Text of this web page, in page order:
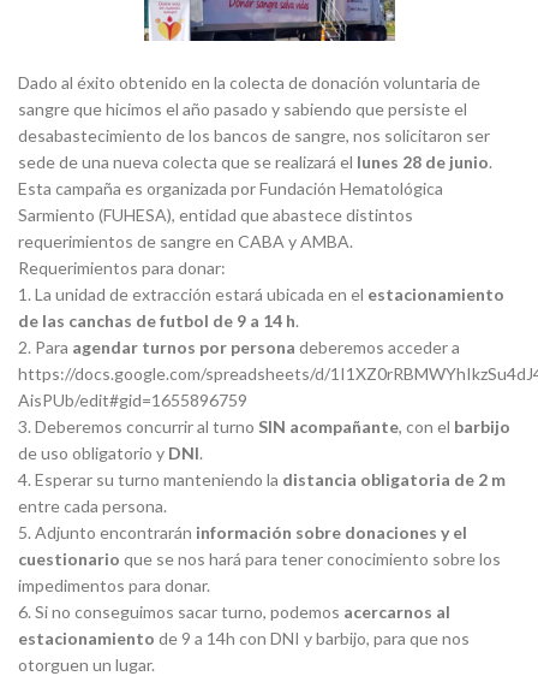
Dado al éxito obtenido en la colecta de donación voluntaria de
sangre que hicimos el año pasado y sabiendo que persiste el
desabastecimiento de los bancos de sangre, nos solicitaron ser
sede de una nueva colecta que se realizará el lunes 28 de junio.
Esta campaña es organizada por Fundación Hematológica
Sarmiento (FUHESA), entidad que abastece distintos
requerimientos de sangre en CABA y AMBA.
Requerimientos para donar:
1. La unidad de extracción estará ubicada en el estacionamiento
de las canchas de futbol de 9 a 14 h.
2. Para agendar turnos por persona deberemos acceder a
https://docs.google.com/spreadsheets/d/
AisPUb/edit#gid=1655896759
3. Deberemos concurrir al turno SIN acompañante, con el barbijo
de uso obligatorio y DNI.
4. Esperar su turno manteniendo la distancia obligatoria de 2 m
entre cada persona.
5. Adjunto encontrarán información sobre donaciones y el
cuestionario que se nos hará para tener conocimiento sobre los
impedimentos para donar.
6. Si no conseguimos sacar turno, podemos acercarnos al
estacionamiento de 9 a 14h con DNI y barbijo, para que nos
otorguen un lugar.